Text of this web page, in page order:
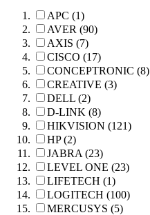
APC (1)
AVER (90)
AXIS (7)
CISCO (17)
CONCEPTRONIC (8)
CREATIVE (3)
DELL (2)
D-LINK (8)
HIKVISION (121)
HP (2)
JABRA (23)
LEVEL ONE (23)
LIFETECH (1)
LOGITECH (100)
MERCUSYS (5)